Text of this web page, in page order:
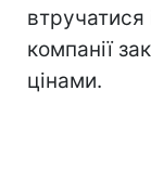
втручатися
компанії
цінами.